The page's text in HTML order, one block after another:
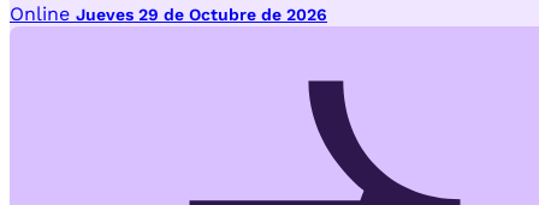
Online Jueves 29 de Octubre de 2026